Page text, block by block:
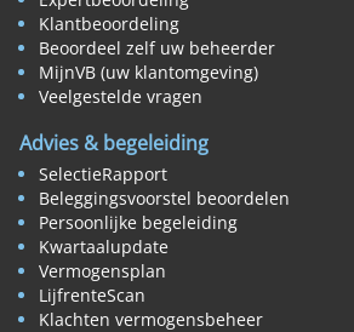
Klantbeoordeling
Beoordeel zelf uw beheerder
MijnVB (uw klantomgeving)
Veelgestelde vragen
Advies & begeleiding
SelectieRapport
Beleggingsvoorstel beoordelen
Persoonlijke begeleiding
Kwartaalupdate
Vermogensplan
LijfrenteScan
Klachten vermogensbeheer